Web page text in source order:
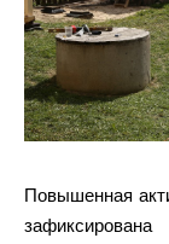
Повышенная